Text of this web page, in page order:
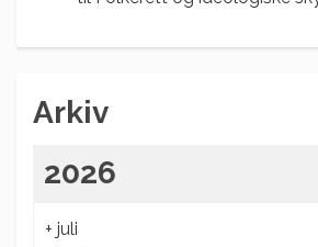
Arkiv
2026
+ juli